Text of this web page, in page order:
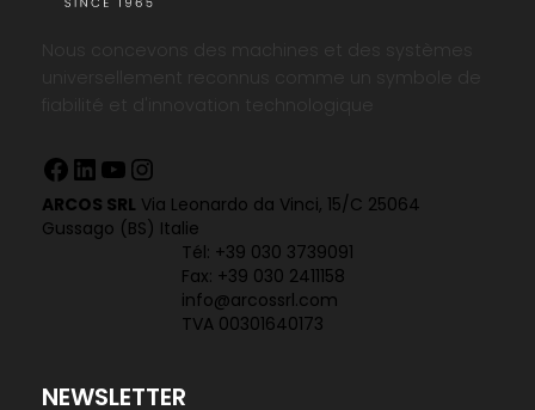
Nous concevons des machines et des systèmes
universellement reconnus comme un symbole de
Facebook
LinkedInYouTube
ARCOS SRL Via Leonardo da Vinci, 15/C 25064
Gussago (BS) Italie
Tél: +39 030 3739091
Fax: +39 030 2411158
info@arcossrl.com
TVA 00301640173
NEWSLETTER